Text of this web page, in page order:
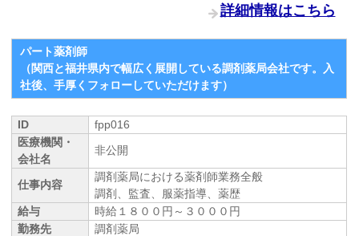
詳細情報はこちら
パート薬剤師
（関西と福井県内で幅広く展開している調剤薬局会社です。入
社後、手厚くフォローしていただけます）
ID
fpp016
医療機関・
会社名
非公開
仕事内容
調剤薬局における薬剤師業務全般
調剤、監査、服薬指導、薬歴
給与
時給１８００円～３０００円
勤務先
調剤薬局